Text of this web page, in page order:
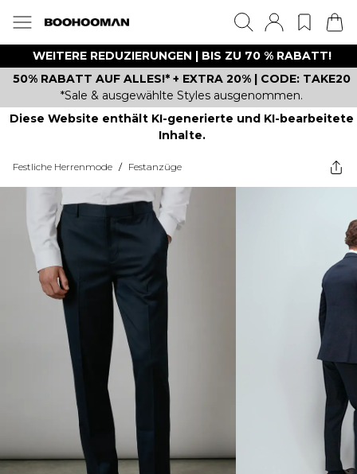
WEITERE REDUZIERUNGEN | BIS ZU 70 % RABATT!
50% RABATT AUF ALLES!* + EXTRA 20% | CODE: TAKE20
*Sale & ausgewählte Styles ausgenommen.
Diese Website enthält KI-generierte und KI-bearbeitete
Inhalte.
Festliche Herrenmode / Festanzüge